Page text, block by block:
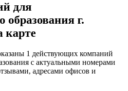
для
образования г.
карте
1 действующих компаний
с актуальными номерами
адресами офисов и